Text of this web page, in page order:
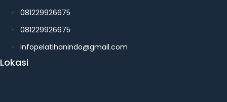
081229926675
081229926675
infopelatihanindo@gmail.com
Lokasi